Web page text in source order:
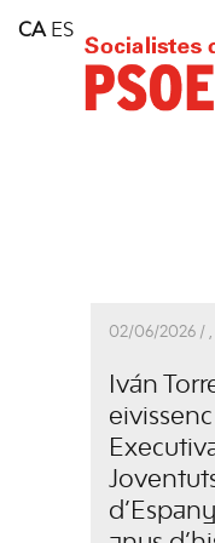
Consell Insular
Services
02/06/2026 / ,
Iván
CA ES